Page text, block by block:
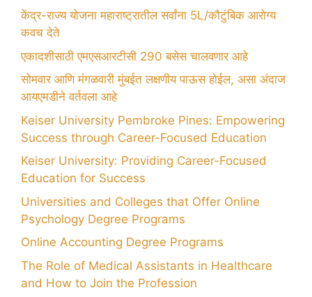
केंद्र-राज्य योजना महाराष्ट्रातील सर्वांना 5L/कौटुंबिक आरोग्य
कवच देते
एकादशीसाठी एमएसआरटीसी 290 बसेस चालवणार आहे
सोमवार आणि मंगळवारी मुंबईत लक्षणीय पाऊस होईल, असा अंदाज
आयएमडीने वर्तवला आहे
Keiser University Pembroke Pines: Empowering
Success through Career-Focused Education
Keiser University: Providing Career-Focused
Education for Success
Universities and Colleges that Offer Online
Psychology Degree Programs
Online Accounting Degree Programs
The Role of Medical Assistants in Healthcare
and How to Join the Profession